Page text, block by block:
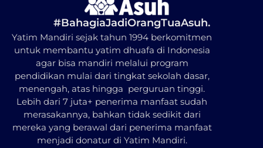
#BahagiaJadiOrangTuaAsuh.
Yatim Mandiri sejak tahun 1994 berkomitmen
untuk membantu yatim dhuafa di Indonesia
agar bisa mandiri melalui program
pendidikan mulai dari tingkat sekolah dasar,
menengah, atas hingga perguruan tinggi.
Lebih dari 7 juta+ penerima manfaat sudah
merasakannya, bahkan tidak sedikit dari
mereka yang berawal dari penerima manfaat
menjadi donatur di Yatim Mandiri.